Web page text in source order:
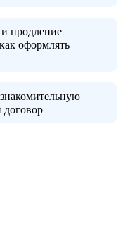
продление
как оформлять
договор